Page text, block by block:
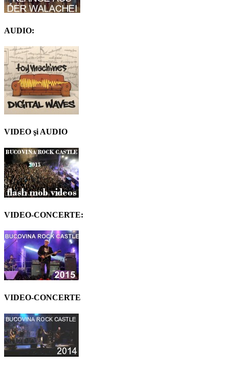
AUDIO:
VIDEO şi AUDIO
VIDEO-CONCERTE:
VIDEO-CONCERTE